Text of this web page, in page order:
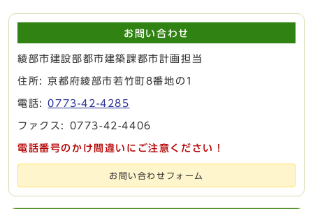
お問い合わせ
綾部市建設部都市建築課都市計画担当
住所: 京都府綾部市若竹町8番地の1
電話:0773-42-4285
ファクス: 0773-42-4406
電話番号のかけ間違いにご注意ください！
お問い合わせフォーム